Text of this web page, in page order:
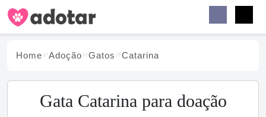
Home Adoção Gatos Catarina
Gata Catarina para doação